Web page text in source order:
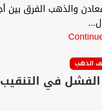
والذهب الفرق
الذهب
في التنقيب